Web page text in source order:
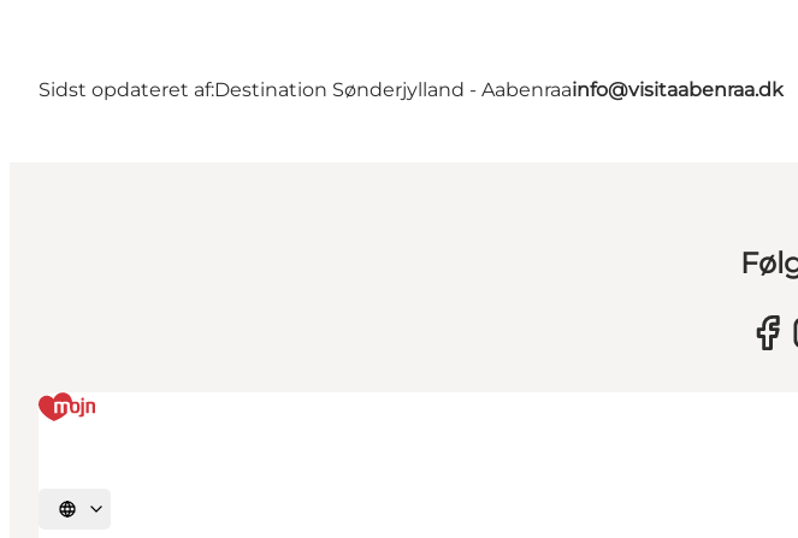
Sidst opdateret af:Destination Sønderjylland - Aabenraainfo@visitaabenraa.dk
Vælg sprog